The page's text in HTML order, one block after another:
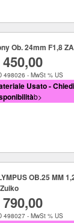
Ob. 24mm F1,8
498026 - MwSt % US
Usato -
b>
OB.25 MM
498027 - MwSt % US